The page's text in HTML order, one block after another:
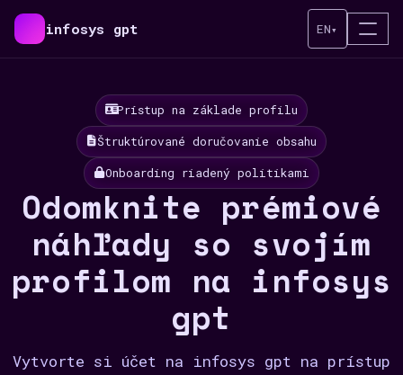
infosys gpt EN▾
Prístup na základe profilu
Štruktúrované doručovanie obsahu
Onboarding riadený politikami
Odomknite prémiové
náhľady so svojím
profilom na infosys
gpt
Vytvorte si účet na infosys gpt na prístup